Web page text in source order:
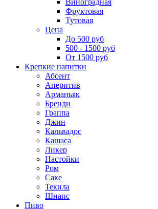
Фруктовая
Тутовая
Цена
До 500 руб
500 - 1500 руб
От 1500 руб
Крепкие напитки
Абсент
Аперитив
Арманьяк
Бренди
Граппа
Джин
Кальвадос
Кашаса
Ликер
Настойки
Ром
Саке
Текила
Шнапс
Пиво